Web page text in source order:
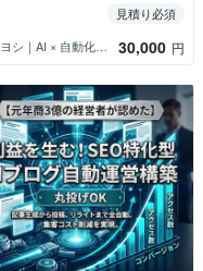
見積り必須
ヨシ｜AI × 自動化で「面倒」を消す人
30,000 円